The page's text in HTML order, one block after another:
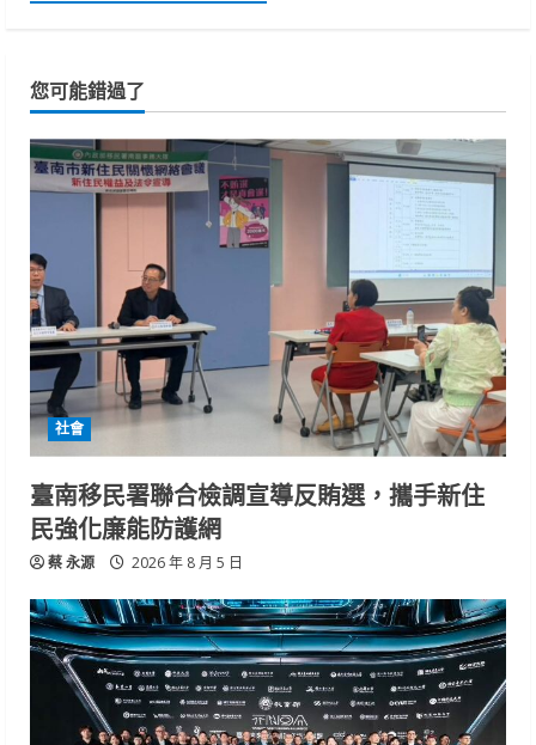
您可能錯過了
社會
臺南移民署聯合檢調宣導反賄選，攜手新住
民強化廉能防護網
蔡 永源 2026 年 8 月 5 日